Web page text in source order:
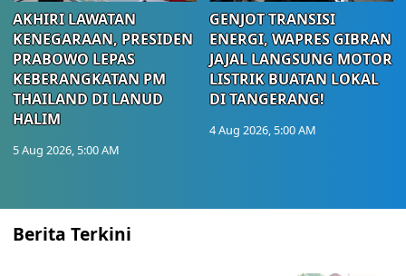
AKHIRI LAWATAN
KENEGARAAN, PRESIDEN
PRABOWO LEPAS
KEBERANGKATAN PM
THAILAND DI LANUD
HALIM
5 Aug 2026, 5:00 AM
GENJOT TRANSISI
ENERGI, WAPRES GIBRAN
JAJAL LANGSUNG MOTOR
LISTRIK BUATAN LOKAL
DI TANGERANG!
4 Aug 2026, 5:00 AM
Berita Terkini